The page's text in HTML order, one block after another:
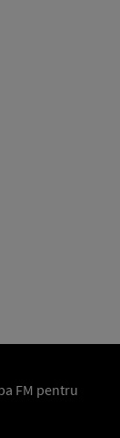
FM pentru